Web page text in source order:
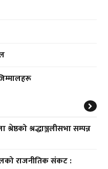
श्रद्धाञ्जलीसभा सम्पन्न
राजनीतिक संकट :